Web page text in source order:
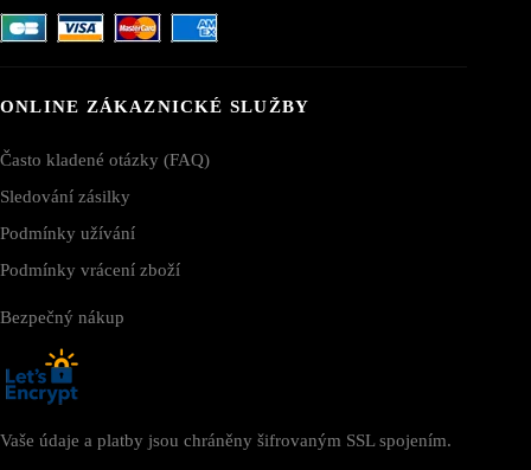
ONLINE ZÁKAZNICKÉ SLUŽBY
Často kladené otázky (FAQ)
Sledování zásilky
Podmínky užívání
Podmínky vrácení zboží
Bezpečný nákup
Vaše údaje a platby jsou chráněny šifrovaným SSL spojením.